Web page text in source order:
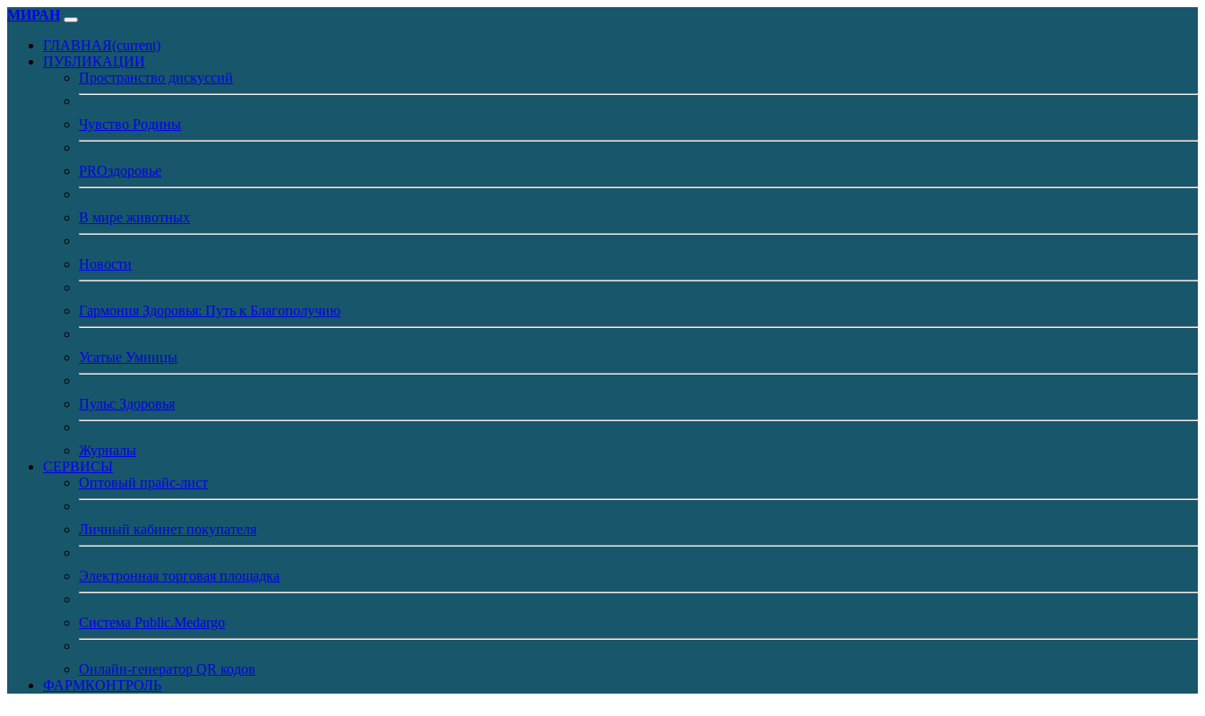
МИРАН
ГЛАВНАЯ(current)
ПУБЛИКАЦИИ
Пространство дискуссий
Чувство Родины
PROздоровье
В мире животных
Новости
Гармония Здоровья: Путь к Благополучию
Усатые Умницы
Пульс Здоровья
Журналы
CЕРВИСЫ
Оптовый прайс-лист
Личный кабинет покупателя
Электронная торговая площадка
Система Public.Medargo
Онлайн-генератор QR кодов
ФАРМКОНТРОЛЬ